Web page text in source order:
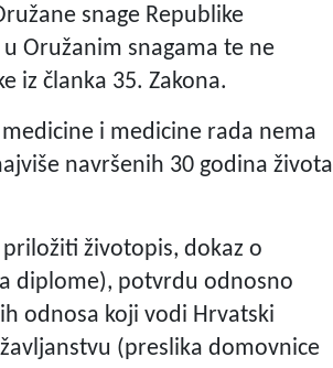
snage Republike
Oružanim snagama te ne
iz članka 35. Zakona.
i medicine rada nema
navršenih 30 godina života
životopis, dokaz o
diplome), potvrdu odnosno
odnosa koji vodi Hrvatski
(preslika domovnice